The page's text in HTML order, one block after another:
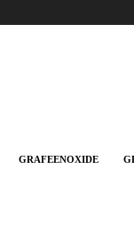
GRAFEENOXIDE